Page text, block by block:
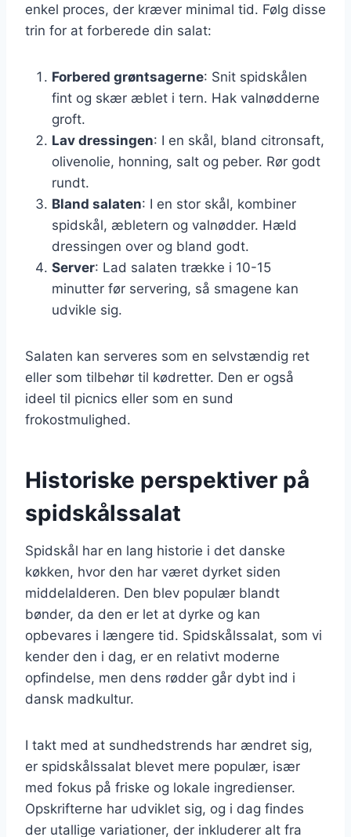
enkel proces, der kræver minimal tid. Følg disse
trin for at forberede din salat:
Forbered grøntsagerne: Snit spidskålen
fint og skær æblet i tern. Hak valnødderne
groft.
Lav dressingen: I en skål, bland citronsaft,
olivenolie, honning, salt og peber. Rør godt
rundt.
Bland salaten: I en stor skål, kombiner
spidskål, æbletern og valnødder. Hæld
dressingen over og bland godt.
Server: Lad salaten trække i 10-15
minutter før servering, så smagene kan
udvikle sig.
Salaten kan serveres som en selvstændig ret
eller som tilbehør til kødretter. Den er også
ideel til picnics eller som en sund
frokostmulighed.
Historiske perspektiver på
spidskålssalat
Spidskål har en lang historie i det danske
køkken, hvor den har været dyrket siden
middelalderen. Den blev populær blandt
bønder, da den er let at dyrke og kan
opbevares i længere tid. Spidskålssalat, som vi
kender den i dag, er en relativt moderne
opfindelse, men dens rødder går dybt ind i
dansk madkultur.
I takt med at sundhedstrends har ændret sig,
er spidskålssalat blevet mere populær, især
med fokus på friske og lokale ingredienser.
Opskrifterne har udviklet sig, og i dag findes
der utallige variationer, der inkluderer alt fra